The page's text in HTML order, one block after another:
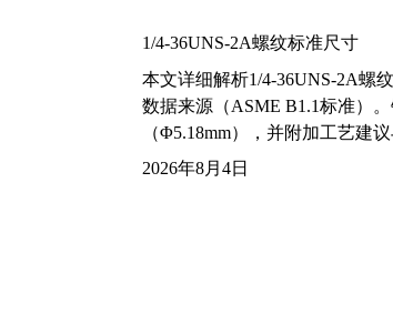
1/4-36UNS-2A螺纹标准尺寸
本文详细解析1/4-36UNS-2A螺
数据来源（ASME B1.1标准）
（Φ5.18mm），并附加工艺建
2026年8月4日